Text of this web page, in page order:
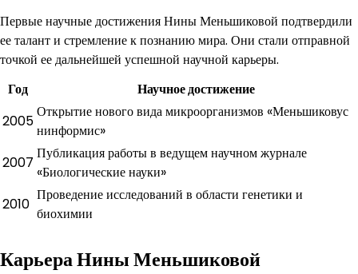
Первые научные достижения Нины Меньшиковой подтвердили
ее талант и стремление к познанию мира. Они стали отправной
точкой ее дальнейшей успешной научной карьеры.
Год
Научное достижение
2005
Открытие нового вида микроорганизмов «Меньшиковус
нинформис»
2007
Публикация работы в ведущем научном журнале
«Биологические науки»
2010
Проведение исследований в области генетики и
биохимии
Карьера Нины Меньшиковой